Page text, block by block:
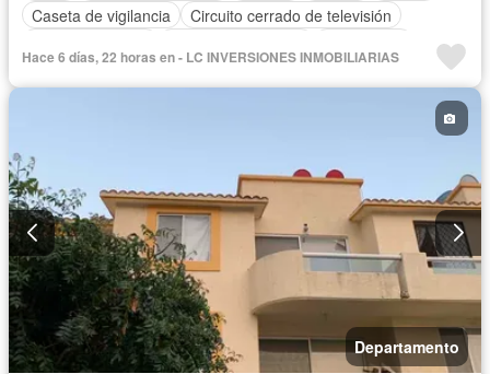
Caseta de vigilancia
Circuito cerrado de televisión
Estacionamiento
Gas natural Internet
Jardín
Permite niños
Hace 6 días, 22 horas en - LC INVERSIONES INMOBILIARIAS
Departamento